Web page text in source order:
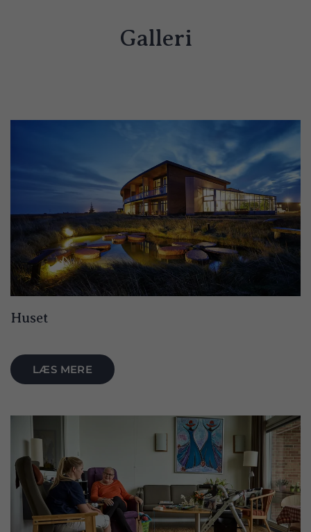
Galleri
Huset
LÆS MERE